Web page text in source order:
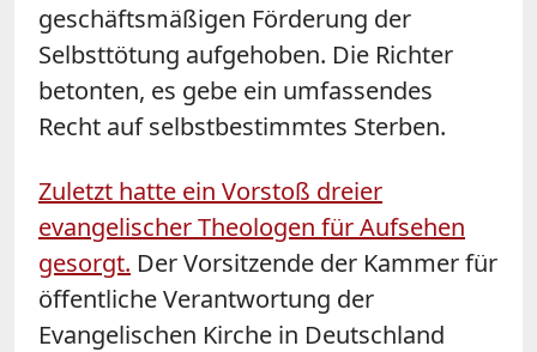
geschäftsmäßigen Förderung der
Selbsttötung aufgehoben. Die Richter
betonten, es gebe ein umfassendes
Recht auf selbstbestimmtes Sterben.
Zuletzt hatte ein Vorstoß dreier
evangelischer Theologen für Aufsehen
gesorgt. Der Vorsitzende der Kammer für
öffentliche Verantwortung der
Evangelischen Kirche in Deutschland